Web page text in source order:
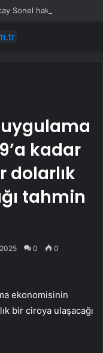
kadar
dolarlık
tahmin
0 0
ekonomisinin
bir ciroya ulaşacağı